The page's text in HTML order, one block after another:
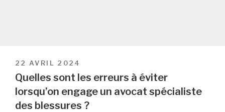
PUBLIÉ
LE
22 AVRIL 2024
Quelles sont les erreurs à éviter
lorsqu’on engage un avocat spécialiste
des blessures ?